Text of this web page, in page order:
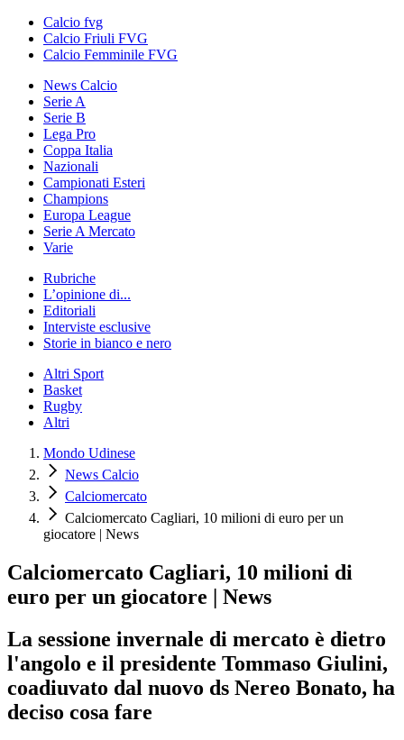
Calcio fvg
Calcio Friuli FVG
Calcio Femminile FVG
News Calcio
Serie A
Serie B
Lega Pro
Coppa Italia
Nazionali
Campionati Esteri
Champions
Europa League
Serie A Mercato
Varie
Rubriche
L’opinione di...
Editoriali
Interviste esclusive
Storie in bianco e nero
Altri Sport
Basket
Rugby
Altri
Mondo Udinese
News Calcio
Calciomercato
Calciomercato Cagliari, 10 milioni di euro per un
giocatore | News
Calciomercato Cagliari, 10 milioni di
euro per un giocatore | News
La sessione invernale di mercato è dietro
l'angolo e il presidente Tommaso Giulini,
coadiuvato dal nuovo ds Nereo Bonato, ha
deciso cosa fare